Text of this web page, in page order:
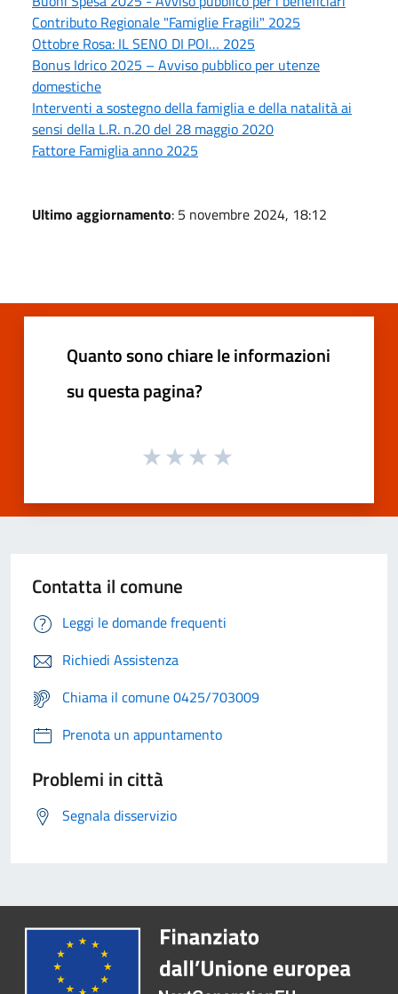
Contributo Regionale "Famiglie Fragili" 2025
Ottobre Rosa: IL SENO DI POI… 2025
Bonus Idrico 2025 – Avviso pubblico per utenze
domestiche
Interventi a sostegno della famiglia e della natalità ai
sensi della L.R. n.20 del 28 maggio 2020
Fattore Famiglia anno 2025
Ultimo aggiornamento: 5 novembre 2024, 18:12
Quanto sono chiare le informazioni
su questa pagina?
Contatta il comune
Leggi le domande frequenti
Richiedi Assistenza
Chiama il comune 0425/703009
Prenota un appuntamento
Problemi in città
Segnala disservizio